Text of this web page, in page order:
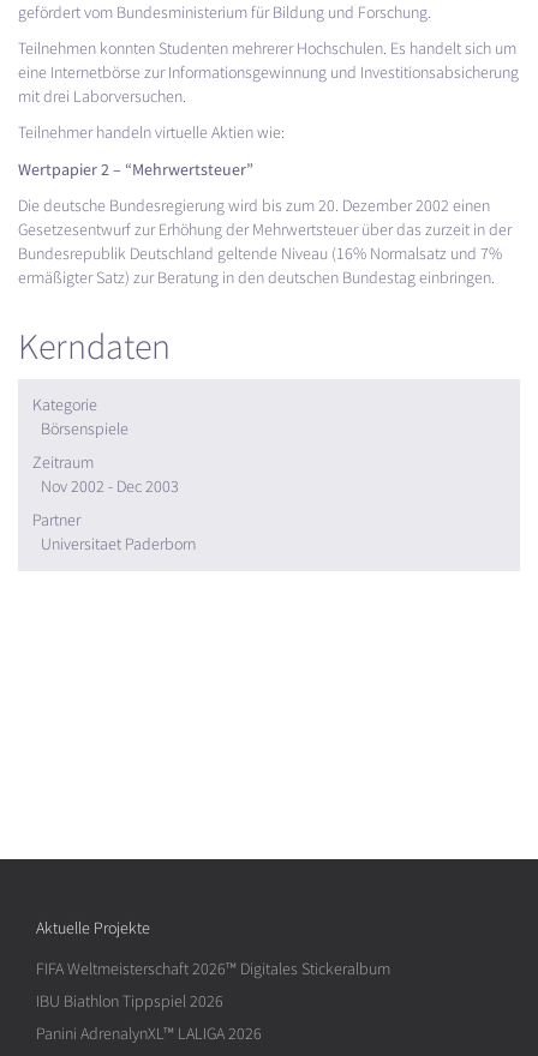
gefördert vom Bundesministerium für Bildung und Forschung.
Teilnehmen konnten Studenten mehrerer Hochschulen. Es handelt sich um
eine Internetbörse zur Informationsgewinnung und Investitionsabsicherung
mit drei Laborversuchen.
Teilnehmer handeln virtuelle Aktien wie:
Wertpapier 2 – “Mehrwertsteuer”
Die deutsche Bundesregierung wird bis zum 20. Dezember 2002 einen
Gesetzesentwurf zur Erhöhung der Mehrwertsteuer über das zurzeit in der
Bundesrepublik Deutschland geltende Niveau (16% Normalsatz und 7%
ermäßigter Satz) zur Beratung in den deutschen Bundestag einbringen.
Kerndaten
Kategorie
Börsenspiele
Zeitraum
Nov 2002 - Dec 2003
Partner
Universitaet Paderborn
Aktuelle Projekte
FIFA Weltmeisterschaft 2026™ Digitales Stickeralbum
IBU Biathlon Tippspiel 2026
Panini AdrenalynXL™ LALIGA 2026